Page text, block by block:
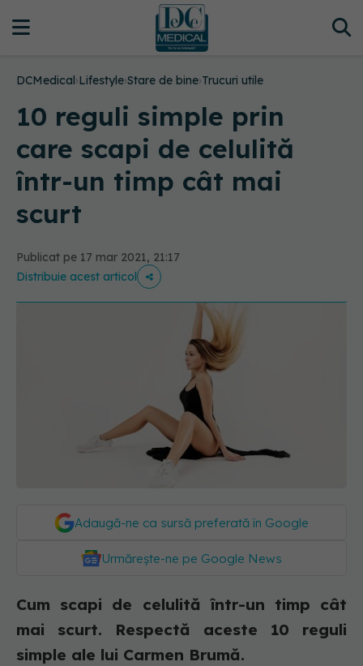
DCMedical›Lifestyle›Stare de bine›Trucuri utile
10 reguli simple prin
care scapi de celulită
într-un timp cât mai
scurt
Publicat pe 17 mar 2021, 21:17
Distribuie acest articol
Adaugă-ne ca sursă preferată în Google
Urmărește-ne pe Google News
Cum scapi de celulită într-un timp cât
mai scurt. Respectă aceste 10 reguli
simple ale lui Carmen Brumă.